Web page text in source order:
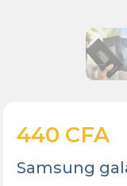
440 CFA
Samsung